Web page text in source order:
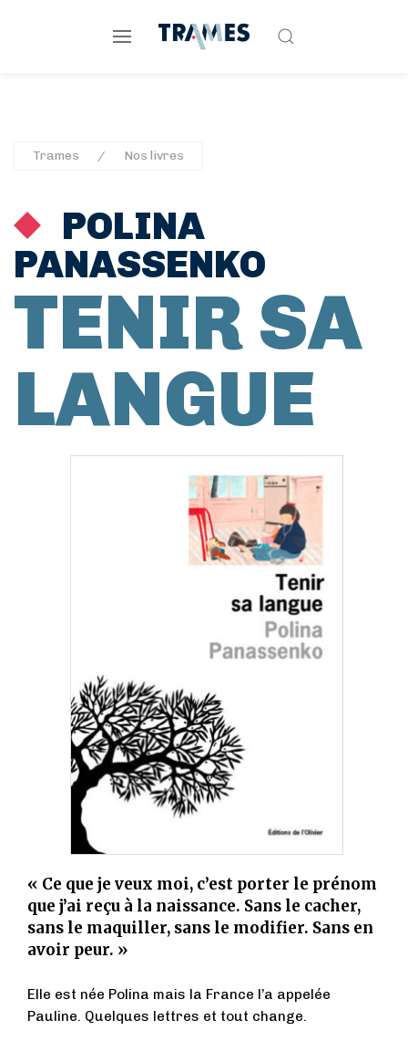
Trames Nos livres
POLINA
PANASSENKO
TENIR SA
LANGUE
« Ce que je veux moi, c’est porter le prénom
que j’ai reçu à la naissance. Sans le cacher,
sans le maquiller, sans le modifier. Sans en
avoir peur. »
Elle est née Polina mais la France l’a appelée
Pauline. Quelques lettres et tout change.